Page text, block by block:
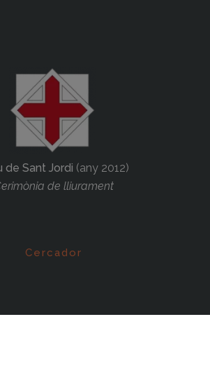
de Sant Jordi (any 2012)
de lliurament
Cercador